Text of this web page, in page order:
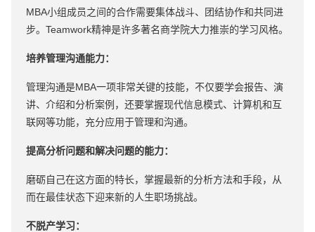
MBA小组成员之间的合作需要集体战斗、团结协作和共同进
步。Teamwork精神是许多著名商学院大力推崇的学习风格。
培养管理沟通能力：
管理沟通是MBA一项非常关键的技能，不仅要学会报告、演
讲、介绍和分析案例，还要掌握现代信息模式、计算机和互
联网等功能，充分应用于管理和沟通。
提高分析问题和解决问题的能力：
磨砺自己在这方面的特长，掌握最新的分析方法和手段，从
而在最佳状态下迎来新的人生职场挑战。
不脱产学习：